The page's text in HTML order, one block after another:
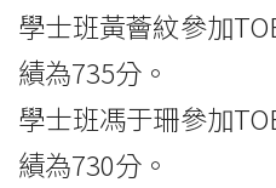
學士班黃薈紋參加
績為735分。
學士班馮于珊參加
績為730分。